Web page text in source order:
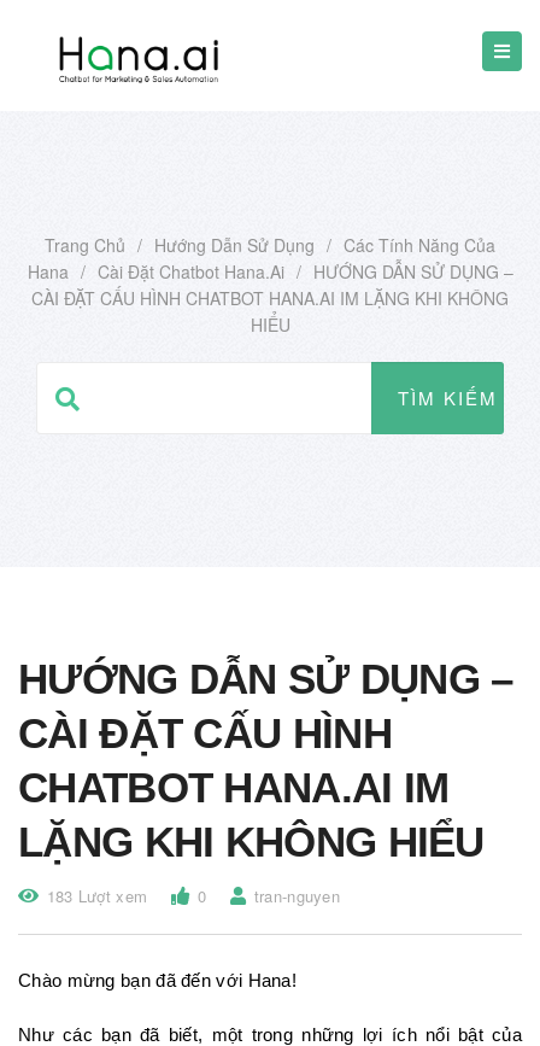
Trang Chủ / Hướng Dẫn Sử Dụng / Các Tính Năng Của
Hana / Cài Đặt Chatbot Hana.ai / HƯỚNG DẪN SỬ DỤNG –
CÀI ĐẶT CẤU HÌNH CHATBOT HANA.AI IM LẶNG KHI KHÔNG
HIỂU
HƯỚNG DẪN SỬ DỤNG –
CÀI ĐẶT CẤU HÌNH
CHATBOT HANA.AI IM
LẶNG KHI KHÔNG HIỂU
183 Lượt xem 0 tran-nguyen
Chào mừng bạn đã đến với Hana!
Như các bạn đã biết, một trong những lợi ích nổi bật của